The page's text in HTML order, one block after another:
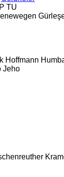
TU
Hoffmann
Jeho